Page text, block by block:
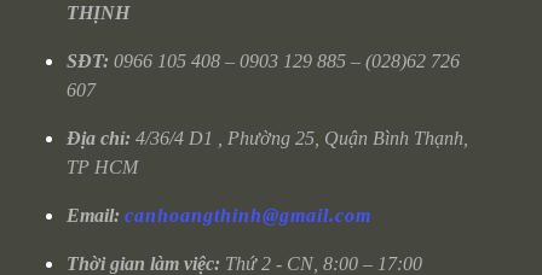
THỊNH
SĐT: 0966 105 408 – 0903 129 885 – (028)62 726
607
Địa chỉ: 4/36/4 D1 , Phường 25, Quận Bình Thạnh,
TP HCM
Email: canhoangthinh@gmail.com
Thời gian làm việc: Thứ 2 - CN, 8:00 – 17:00